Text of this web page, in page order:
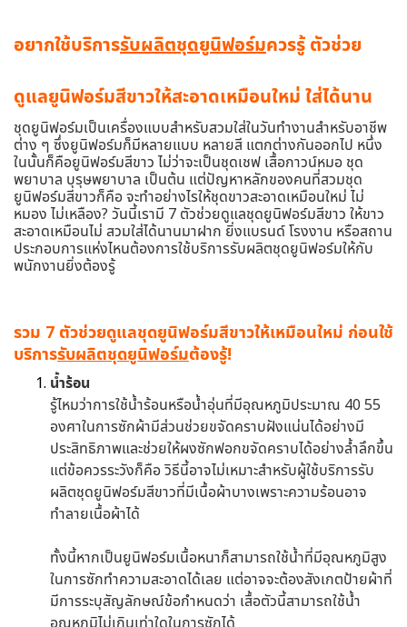
อยากใช้บริการรับผลิตชุดยูนิฟอร์มควรรู้ ตัวช่วย
ดูแลยูนิฟอร์มสีขาวให้สะอาดเหมือนใหม่ ใส่ได้นาน
ชุดยูนิฟอร์มเป็นเครื่องแบบสำหรับสวมใส่ในวันทำงานสำหรับอาชีพ
ต่าง ๆ ซึ่งยูนิฟอร์มก็มีหลายแบบ หลายสี แตกต่างกันออกไป หนึ่ง
ในนั้นก็คือยูนิฟอร์มสีขาว ไม่ว่าจะเป็นชุดเชฟ เสื้อกาวน์หมอ ชุด
พยาบาล บุรุษพยาบาล เป็นต้น แต่ปัญหาหลักของคนที่สวมชุด
ยูนิฟอร์มสีขาวก็คือ จะทำอย่างไรให้ชุดขาวสะอาดเหมือนใหม่ ไม่
หมอง ไม่เหลือง? วันนี้เรามี 7 ตัวช่วยดูแลชุดยูนิฟอร์มสีขาว ให้ขาว
สะอาดเหมือนไม่ สวมใส่ได้นานมาฝาก ยิ่งแบรนด์ โรงงาน หรือสถาน
ประกอบการแห่งไหนต้องการใช้บริการรับผลิตชุดยูนิฟอร์มให้กับ
พนักงานยิ่งต้องรู้
รวม 7 ตัวช่วยดูแลชุดยูนิฟอร์มสีขาวให้เหมือนใหม่ ก่อนใช้
บริการรับผลิตชุดยูนิฟอร์มต้องรู้!
น้ำร้อน
รู้ไหมว่าการใช้น้ำร้อนหรือน้ำอุ่นที่มีอุณหภูมิประมาณ 40 55
องศาในการซักผ้ามีส่วนช่วยขจัดคราบฝังแน่นได้อย่างมี
ประสิทธิภาพและช่วยให้ผงซักฟอกขจัดคราบได้อย่างล้ำลึกขึ้น
แต่ข้อควรระวังก็คือ วิธีนี้อาจไม่เหมาะสำหรับผู้ใช้บริการรับ
ผลิตชุดยูนิฟอร์มสีขาวที่มีเนื้อผ้าบางเพราะความร้อนอาจ
ทำลายเนื้อผ้าได้
ทั้งนี้หากเป็นยูนิฟอร์มเนื้อหนาก็สามารถใช้น้ำที่มีอุณหภูมิสูง
ในการซักทำความสะอาดได้เลย แต่อาจจะต้องสังเกตป้ายผ้าที่
มีการระบุสัญลักษณ์ข้อกำหนดว่า เสื้อตัวนี้สามารถใช้น้ำ
อุณหภูมิไม่เกินเท่าใดในการซักได้